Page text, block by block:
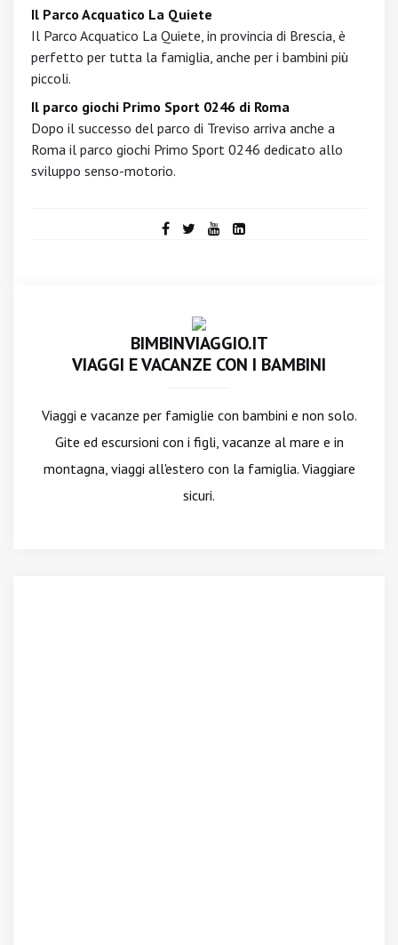
Il Parco Acquatico La Quiete
Il Parco Acquatico La Quiete, in provincia di Brescia, è
perfetto per tutta la famiglia, anche per i bambini più
piccoli.
Il parco giochi Primo Sport 0246 di Roma
Dopo il successo del parco di Treviso arriva anche a
Roma il parco giochi Primo Sport 0246 dedicato allo
sviluppo senso-motorio.
BIMBINVIAGGIO.IT
VIAGGI E VACANZE CON I BAMBINI
Viaggi e vacanze per famiglie con bambini e non solo.
Gite ed escursioni con i figli, vacanze al mare e in
montagna, viaggi all'estero con la famiglia. Viaggiare
sicuri.